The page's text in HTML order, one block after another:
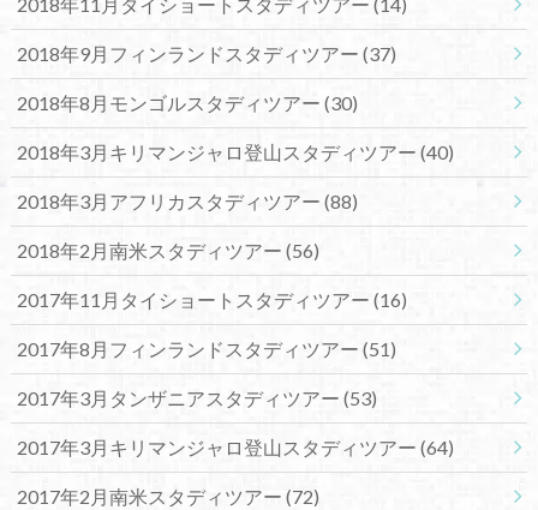
2018年9月フィンランドスタディツアー (37)
2018年8月モンゴルスタディツアー (30)
2018年3月キリマンジャロ登山スタディツアー (40)
2018年3月アフリカスタディツアー (88)
2018年2月南米スタディツアー (56)
2017年11月タイショートスタディツアー (16)
2017年8月フィンランドスタディツアー (51)
2017年3月タンザニアスタディツアー (53)
2017年3月キリマンジャロ登山スタディツアー (64)
2017年2月南米スタディツアー (72)